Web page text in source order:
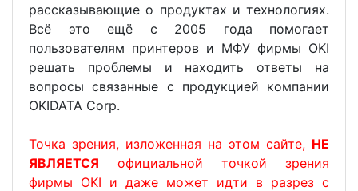
рассказывающие о продуктах и технологиях.
Всё это ещё с 2005 года помогает
пользователям принтеров и МФУ фирмы OKI
решать проблемы и находить ответы на
вопросы связанные с продукцией компании
OKIDATA Corp.
Точка зрения, изложенная на этом сайте, НЕ
ЯВЛЯЕТСЯ официальной точкой зрения
фирмы OKI и даже может идти в разрез с